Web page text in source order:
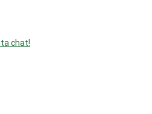
chat!